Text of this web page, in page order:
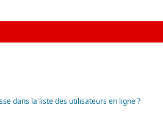
dans la liste des utilisateurs en ligne ?